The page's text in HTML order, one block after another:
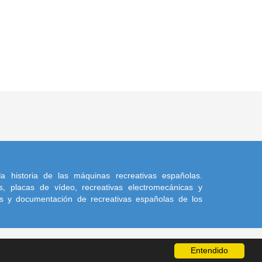
Entendido
historia de las máquinas recreativas españolas.
placas de vídeo, recreativas electromecánicas y
y documentación de recreativas españolas de los